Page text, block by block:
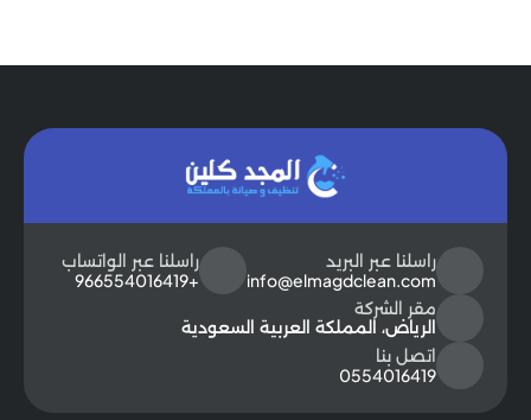
راسلنا عبر البريد
info@elmagdclean.com
راسلنا عبر الواتساب
+966554016419
مقر الشركة
الرياض، المملكة العربية السعودية
اتصل بنا
0554016419